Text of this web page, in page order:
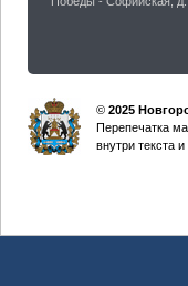
© 2025
Перепечатка
внутри текста